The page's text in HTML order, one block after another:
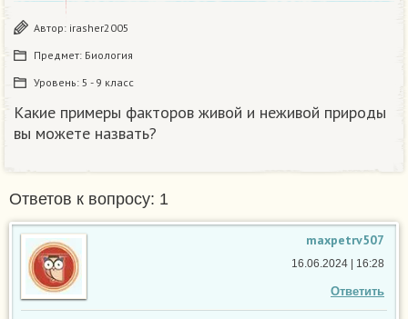
Автор: irasher2005
Предмет: Биология
Уровень: 5 - 9 класс
Какие примеры факторов живой и неживой природы
вы можете назвать?
Ответов к вопросу: 1
maxpetrv507
Ответить
16.06.2024 | 16:28